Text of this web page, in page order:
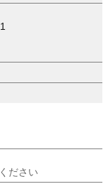
ださい